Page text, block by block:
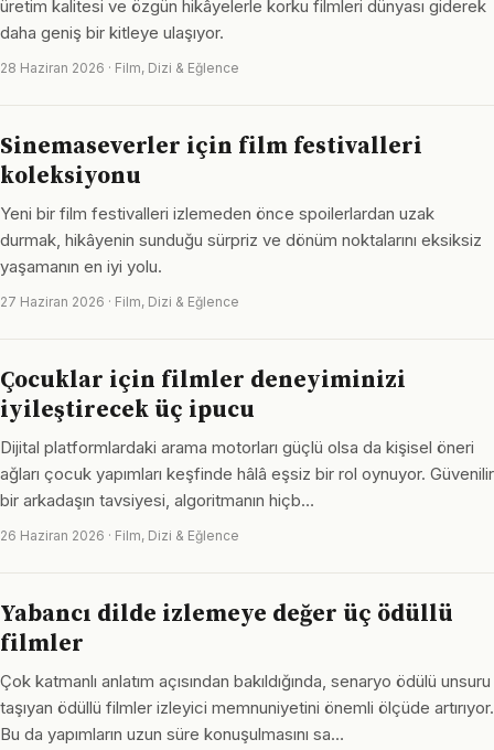
üretim kalitesi ve özgün hikâyelerle korku filmleri dünyası giderek
daha geniş bir kitleye ulaşıyor.
28 Haziran 2026 · Film, Dizi & Eğlence
Sinemaseverler için film festivalleri
koleksiyonu
Yeni bir film festivalleri izlemeden önce spoilerlardan uzak
durmak, hikâyenin sunduğu sürpriz ve dönüm noktalarını eksiksiz
yaşamanın en iyi yolu.
27 Haziran 2026 · Film, Dizi & Eğlence
Çocuklar için filmler deneyiminizi
iyileştirecek üç ipucu
Dijital platformlardaki arama motorları güçlü olsa da kişisel öneri
ağları çocuk yapımları keşfinde hâlâ eşsiz bir rol oynuyor. Güvenilir
bir arkadaşın tavsiyesi, algoritmanın hiçb…
26 Haziran 2026 · Film, Dizi & Eğlence
Yabancı dilde izlemeye değer üç ödüllü
filmler
Çok katmanlı anlatım açısından bakıldığında, senaryo ödülü unsuru
taşıyan ödüllü filmler izleyici memnuniyetini önemli ölçüde artırıyor.
Bu da yapımların uzun süre konuşulmasını sa…